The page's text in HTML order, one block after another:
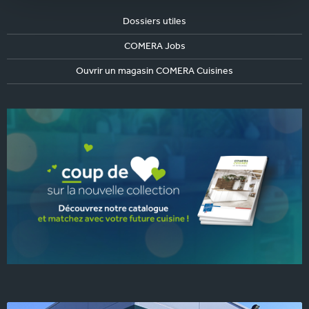
Dossiers utiles
COMERA Jobs
Ouvrir un magasin COMERA Cuisines